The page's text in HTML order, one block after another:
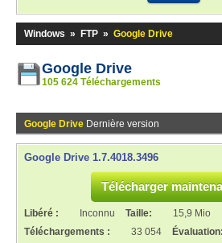
Windows » FTP » Google Drive
Google Drive
105 624 Téléchargements
Google Drive Dernière version
Google Drive 1.7.4018.3496
Télécharger
Libéré : Inconnu Taille:
15,9 Mio
Téléchargements :
33 054
Évaluation: